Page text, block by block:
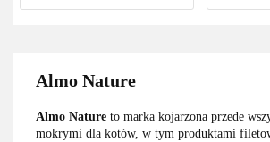
Almo Nature
Almo Nature to marka kojarzona przede
mokrymi dla kotów, w tym produktami